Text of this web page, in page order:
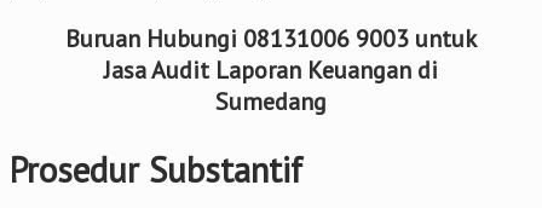
Buruan Hubungi 08131006 9003 untuk
Jasa Audit Laporan Keuangan di
Sumedang
Prosedur Substantif